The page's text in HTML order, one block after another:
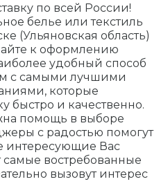
по всей России!
белье или текстиль
(Ульяновская область)
к оформлению
удобный способ
с самыми лучшими
которые
быстро и качественно.
помощь в выборе
с радостью помогут
интересующие Вас
востребованные
вызовут интерес